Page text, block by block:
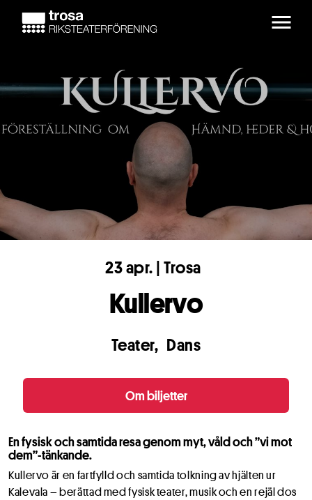
23 apr. | Trosa
Kullervo
Teater Dans
Om biljetter
En fysisk och samtida resa genom myt, våld och ”vi mot
dem”-tänkande.
Kullervo är en fartfylld och samtida tolkning av hjälten ur
Kalevala – berättad med fysisk teater, musik och en rejäl dos